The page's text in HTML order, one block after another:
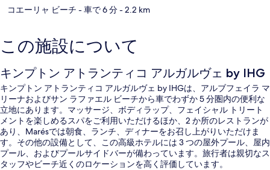
コエーリャ ビーチ - 車で 6 分- 2.2 km
この施設について
キンプトン アトランティコ アルガルヴェ by IHG
キンプトン アトランティコ アルガルヴェ by IHGは、アルブフェイラ マ
リーナおよびサン ラファエル ビーチから車でわずか 5 分圏内の便利な
立地にあります。マッサージ、ボディラップ、フェイシャル トリート
メントを楽しめるスパをご利用いただけるほか、2 か所のレストランが
あり、Marésでは朝食、ランチ、ディナーをお召し上がりいただけま
す。その他の設備として、この高級ホテルには 3 つの屋外プール、屋内
プール、およびプールサイドバーが備わっています。旅行者は親切なス
タッフやビーチ近くのロケーションを高く評価しています。